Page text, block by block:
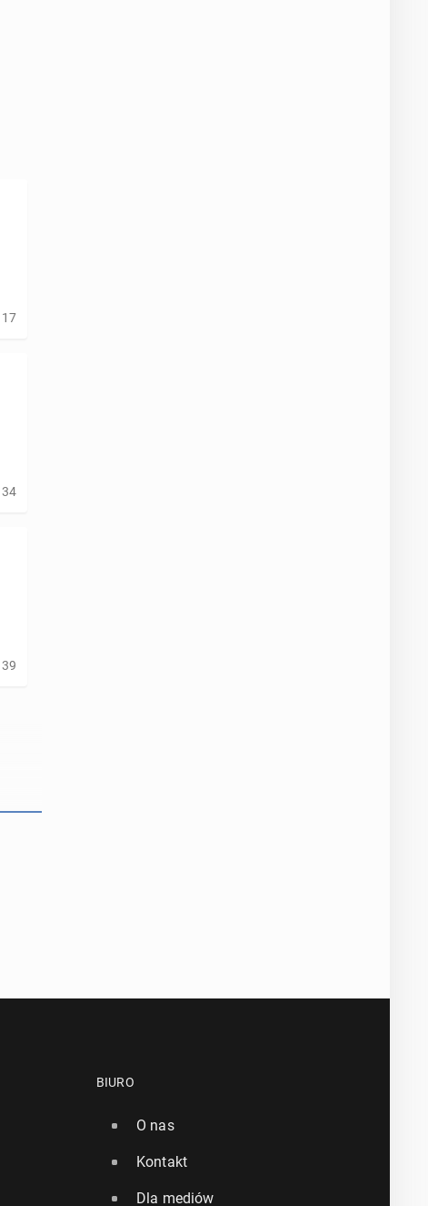
17
34
39
BIURO
O nas
Kontakt
Dla mediów